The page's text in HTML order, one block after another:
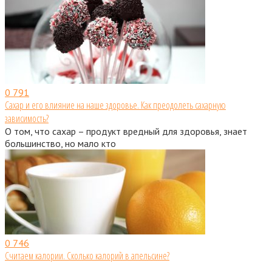
0 791
Сахар и его влияние на наше здоровье. Как преодолеть сахарную
зависимость?
О том, что сахар – продукт вредный для здоровья, знает
большинство, но мало кто
0 746
Считаем калории. Сколько калорий в апельсине?